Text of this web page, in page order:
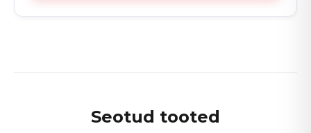
Seotud tooted